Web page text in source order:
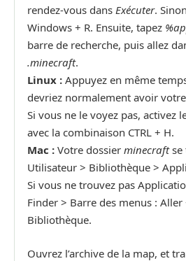
rendez-vous dans Exécuter.
Windows + R. Ensuite, tapez
barre de recherche, puis allez
.minecraft.
Linux : Appuyez en même
devriez normalement avoir votre
Si vous ne le voyez pas, activez
avec la combinaison CTRL + H.
Mac : Votre dossier minecraftse
Utilisateur > Bibliothèque >
Si vous ne trouvez pas
Finder > Barre des menus :
Bibliothèque.
Ouvrez l’archive de la map, et